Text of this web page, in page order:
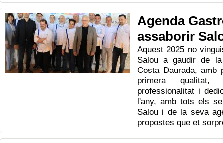
Agenda
assaborir
Aquest 2025 no
Salou a gaudir de
Costa Daurada, amb
primera qualitat,
professionalitat i
l'any, amb tots els
Salou i de la seva
propostes que et